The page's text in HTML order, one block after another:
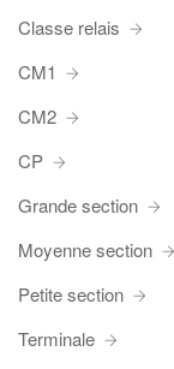
Classe relais
CM1
CM2
CP
Grande section
Moyenne section
Petite section
Terminale